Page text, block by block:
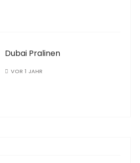
Dubai Pralinen
VOR 1 JAHR